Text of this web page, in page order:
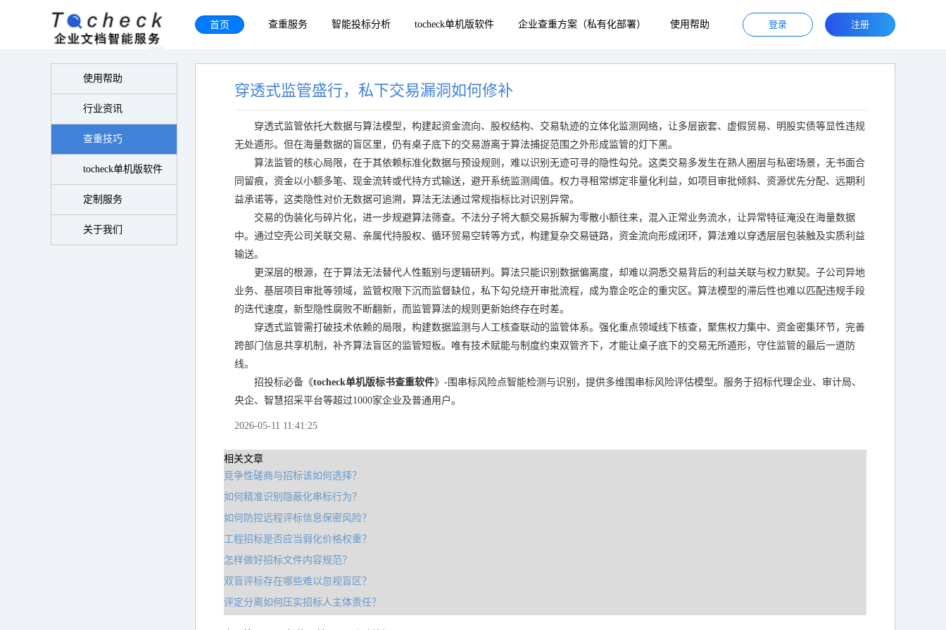
首页 查重服务 智能投标分析 tocheck单机版软件 企业查重方案（私有化部署） 使用帮助 登录 注册
使用帮助
行业资讯
查重技巧
tocheck单机版软件
定制服务
关于我们
穿透式监管盛行，私下交易漏洞如何修补
穿透式监管依托大数据与算法模型，构建起资金流向、股权结构、交易轨迹的立体化监测网络，让多层嵌套、虚假贸易、明股实债等显性违规
无处遁形。但在海量数据的盲区里，仍有桌子底下的交易游离于算法捕捉范围之外形成监管的灯下黑。
算法监管的核心局限，在于其依赖标准化数据与预设规则，难以识别无迹可寻的隐性勾兑。这类交易多发生在熟人圈层与私密场景，无书面合
同留痕，资金以小额多笔、现金流转或代持方式输送，避开系统监测阈值。权力寻租常绑定非量化利益，如项目审批倾斜、资源优先分配、远期利
益承诺等，这类隐性对价无数据可追溯，算法无法通过常规指标比对识别异常。
交易的伪装化与碎片化，进一步规避算法筛查。不法分子将大额交易拆解为零散小额往来，混入正常业务流水，让异常特征淹没在海量数据
中。通过空壳公司关联交易、亲属代持股权、循环贸易空转等方式，构建复杂交易链路，资金流向形成闭环，算法难以穿透层层包装触及实质利益
输送。
更深层的根源，在于算法无法替代人性甄别与逻辑研判。算法只能识别数据偏离度，却难以洞悉交易背后的利益关联与权力默契。子公司异地
业务、基层项目审批等领域，监管权限下沉而监督缺位，私下勾兑绕开审批流程，成为靠企吃企的重灾区。算法模型的滞后性也难以匹配违规手段
的迭代速度，新型隐性腐败不断翻新，而监管算法的规则更新始终存在时差。
穿透式监管需打破技术依赖的局限，构建数据监测与人工核查联动的监管体系。强化重点领域线下核查，聚焦权力集中、资金密集环节，完善
跨部门信息共享机制，补齐算法盲区的监管短板。唯有技术赋能与制度约束双管齐下，才能让桌子底下的交易无所遁形，守住监管的最后一道防
线。
招投标必备《tocheck单机版标书查重软件》-围串标风险点智能检测与识别，提供多维围串标风险评估模型。服务于招标代理企业、审计局、
央企、智慧招采平台等超过1000家企业及普通用户。
2026-05-11 11:41:25
相关文章
竞争性磋商与招标该如何选择？
如何精准识别隐蔽化串标行为？
如何防控远程评标信息保密风险？
工程招标是否应当弱化价格权重？
怎样做好招标文件内容规范？
双盲评标存在哪些难以忽视盲区？
评定分离如何压实招标人主体责任？